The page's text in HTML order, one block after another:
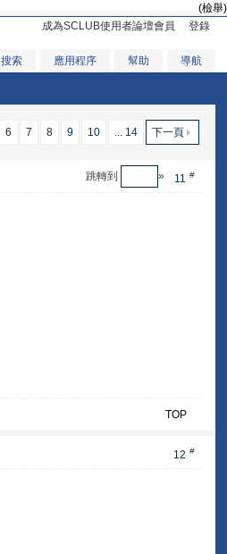
(檢舉)
成為SCLUB使用者論壇會員
登錄
搜索 應用程序 幫助 導航
6 7 8 9 10 ... 14 下一頁
11 #
跳轉到 »
TOP
12 #